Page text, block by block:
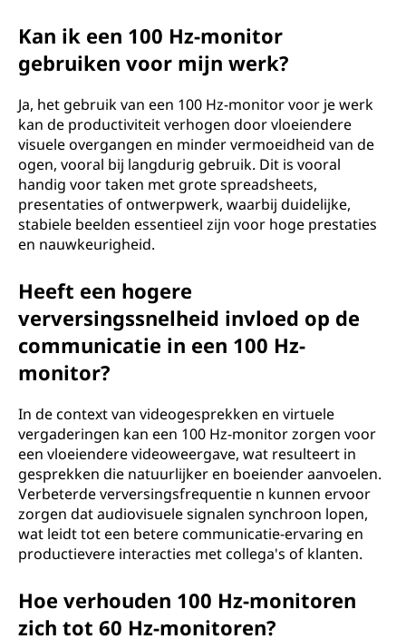
Kan ik een 100 Hz-monitor
gebruiken voor mijn werk?
Ja, het gebruik van een 100 Hz-monitor voor je werk
kan de productiviteit verhogen door vloeiendere
visuele overgangen en minder vermoeidheid van de
ogen, vooral bij langdurig gebruik. Dit is vooral
handig voor taken met grote spreadsheets,
presentaties of ontwerpwerk, waarbij duidelijke,
stabiele beelden essentieel zijn voor hoge prestaties
en nauwkeurigheid.
Heeft een hogere
verversingssnelheid invloed op de
communicatie in een 100 Hz-
monitor?
In de context van videogesprekken en virtuele
vergaderingen kan een 100 Hz-monitor zorgen voor
een vloeiendere videoweergave, wat resulteert in
gesprekken die natuurlijker en boeiender aanvoelen.
Verbeterde verversingsfrequentie n kunnen ervoor
zorgen dat audiovisuele signalen synchroon lopen,
wat leidt tot een betere communicatie-ervaring en
productievere interacties met collega's of klanten.
Hoe verhouden 100 Hz-monitoren
zich tot 60 Hz-monitoren?